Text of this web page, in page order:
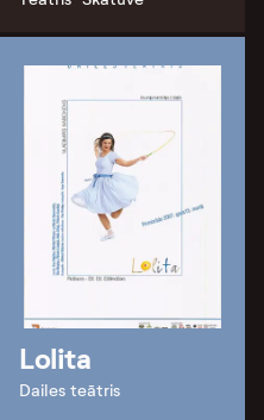
Lolita
Dailes teātris